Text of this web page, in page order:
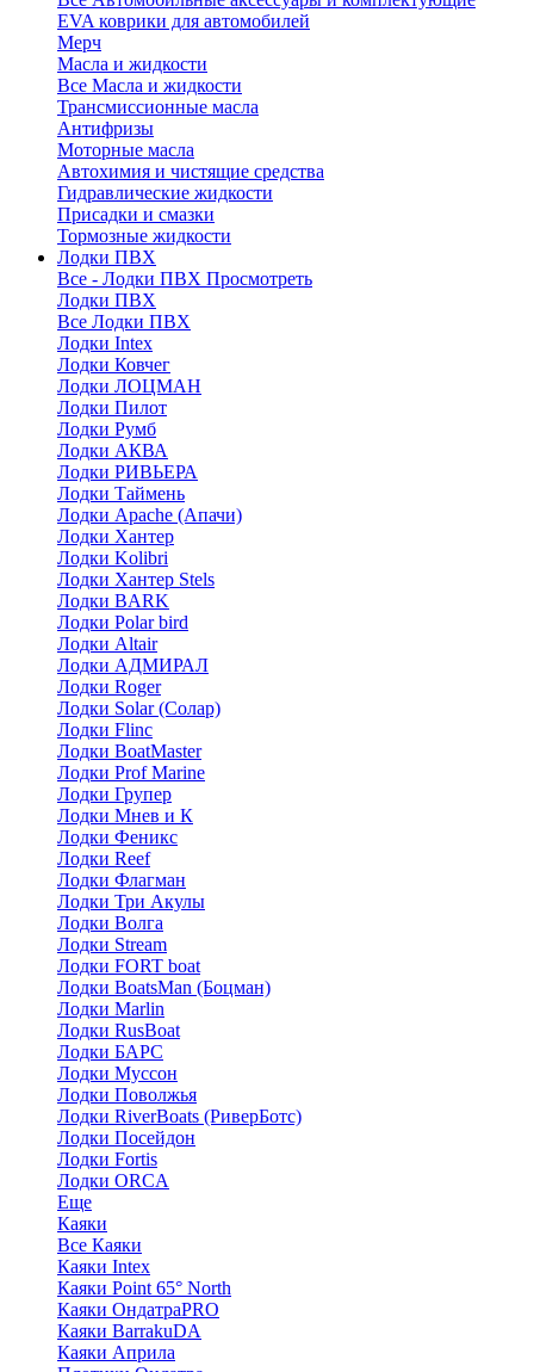
EVA коврики для автомобилей
Мерч
Масла и жидкости
Все Масла и жидкости
Трансмиссионные масла
Антифризы
Моторные масла
Автохимия и чистящие средства
Гидравлические жидкости
Присадки и смазки
Тормозные жидкости
Лодки ПВХ
Все - Лодки ПВХ Просмотреть
Лодки ПВХ
Все Лодки ПВХ
Лодки Intex
Лодки Ковчег
Лодки ЛОЦМАН
Лодки Пилот
Лодки Румб
Лодки АКВА
Лодки РИВЬЕРА
Лодки Таймень
Лодки Apache (Апачи)
Лодки Хантер
Лодки Kolibri
Лодки Хантер Stels
Лодки BARK
Лодки Polar bird
Лодки Altair
Лодки АДМИРАЛ
Лодки Roger
Лодки Solar (Солар)
Лодки Flinc
Лодки BoatMaster
Лодки Prof Marine
Лодки Групер
Лодки Мнев и К
Лодки Феникс
Лодки Reef
Лодки Флагман
Лодки Три Акулы
Лодки Волга
Лодки Stream
Лодки FORT boat
Лодки BoatsMan (Боцман)
Лодки Marlin
Лодки RusBoat
Лодки БАРС
Лодки Муссон
Лодки Поволжья
Лодки RiverBoats (РиверБотс)
Лодки Посейдон
Лодки Fortis
Лодки ORCA
Еще
Каяки
Все Каяки
Каяки Intex
Каяки Point 65° North
Каяки ОндатраPRO
Каяки BarrakuDA
Каяки Априла